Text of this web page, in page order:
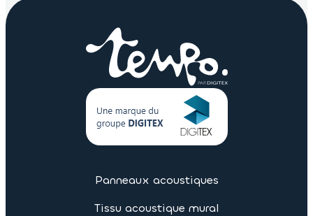
Panneaux acoustiques
Tissu acoustique mural